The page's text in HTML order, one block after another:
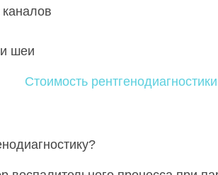
шеи
Стоимость рентгенодиагностики